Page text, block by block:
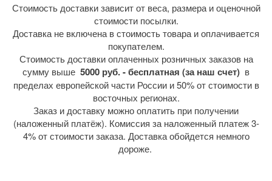
Стоимость доставки зависит от веса, размера и оценочной
стоимости посылки.
Доставка не включена в стоимость товара и оплачивается
покупателем.
Стоимость доставки оплаченных розничных заказов на
сумму выше 5000 руб. - бесплатная (за наш счет) в
пределах европейской части России и 50% от стоимости в
восточных регионах.
Заказ и доставку можно оплатить при получении
(наложенный платёж). Комиссия за наложенный платеж 3-
4% от стоимости заказа. Доставка обойдется немного
дороже.